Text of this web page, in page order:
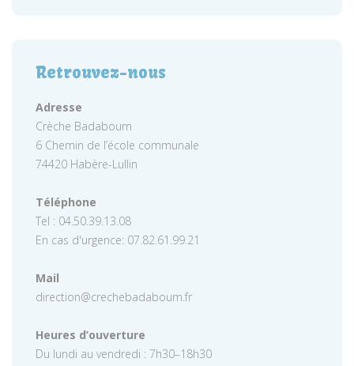
Retrouvez-nous
Adresse
Crèche Badaboum
6 Chemin de l’école communale
74420 Habère-Lullin
Téléphone
Tel : 04.50.39.13.08
En cas d'urgence: 07.82.61.99.21
Mail
direction@crechebadaboum.fr
Heures d’ouverture
Du lundi au vendredi : 7h30–18h30